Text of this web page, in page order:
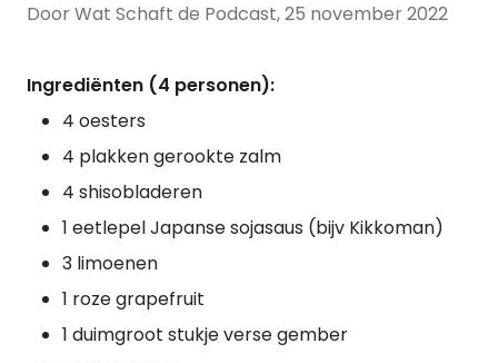
Door Wat Schaft de Podcast, 25 november 2022
Ingrediënten (4 personen):
4 oesters
4 plakken gerookte zalm
4 shisobladeren
1 eetlepel Japanse sojasaus (bijv Kikkoman)
3 limoenen
1 roze grapefruit
1 duimgroot stukje verse gember